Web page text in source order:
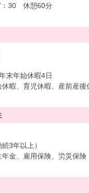
：30 休憩60分
末年始休暇4日
休暇、育児休暇、産前産後
3年以上）
金、雇用保険、労災保険